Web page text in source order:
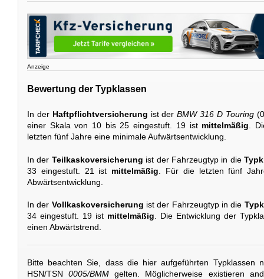
Anzeige
Bewertung der Typklassen
In der Haftpflichtversicherung ist derBMW 316 D Touring
einer Skala von 10 bis 25 eingestuft. 19 ist mittelmäßig .
letzten fünf Jahre eine minimale Aufwärtsentwicklung.
In der Teilkaskoversicherung ist der Fahrzeugtyp in die
33 eingestuft. 21 ist mittelmäßig . Für die letzten fünf
Abwärtsentwicklung.
In der Vollkaskoversicherung ist der Fahrzeugtyp in die
34 eingestuft. 19 ist mittelmäßig. Die Entwicklung der
einen Abwärtstrend.
Bitte beachten Sie, dass die hier aufgeführten Typklassen
HSN/TSN0005/BMM gelten. Möglicherweise existieren